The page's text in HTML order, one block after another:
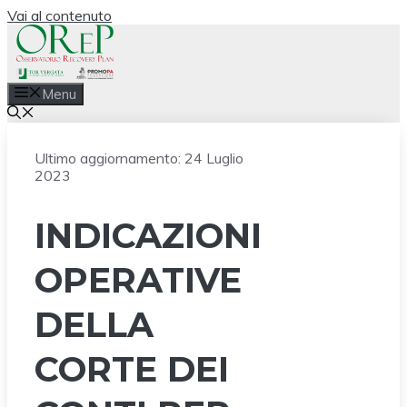
Vai al contenuto
Menu
Ultimo aggiornamento: 24 Luglio
2023
INDICAZIONI
OPERATIVE
DELLA
CORTE DEI